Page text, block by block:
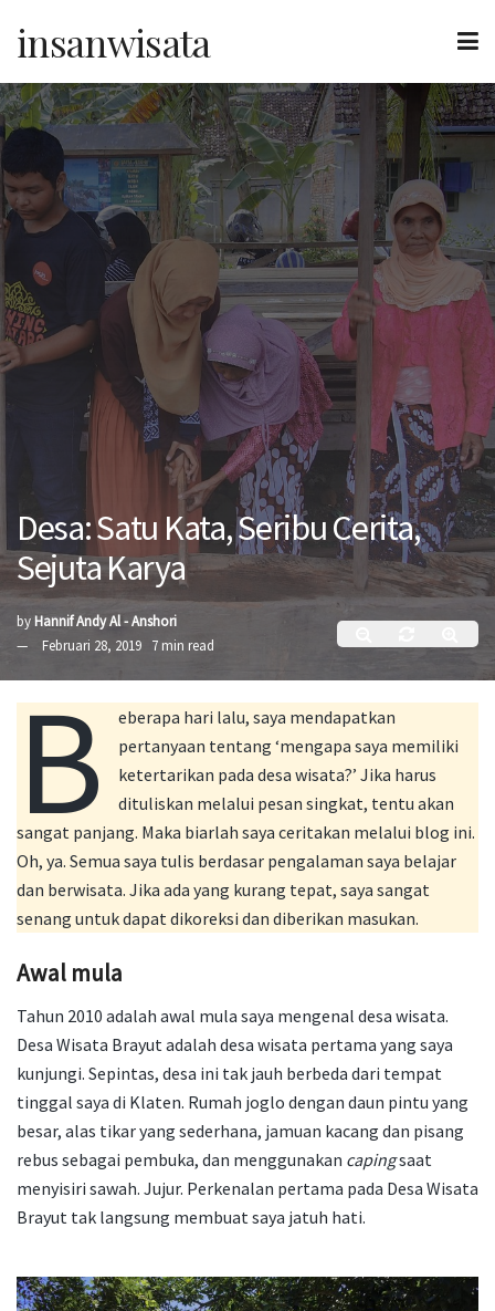
insanwisata
Desa: Satu Kata, Seribu Cerita,
Sejuta Karya
byHannif Andy Al - Anshori
Februari 28, 2019 7 min read
B
eberapa hari lalu, saya mendapatkan
pertanyaan tentang ‘mengapa saya memiliki
ketertarikan pada desa wisata?’ Jika harus
dituliskan melalui pesan singkat, tentu akan
sangat panjang. Maka biarlah saya ceritakan melalui blog ini.
Oh, ya. Semua saya tulis berdasar pengalaman saya belajar
dan berwisata. Jika ada yang kurang tepat, saya sangat
senang untuk dapat dikoreksi dan diberikan masukan.
Awal mula
Tahun 2010 adalah awal mula saya mengenal desa wisata.
Desa Wisata Brayut adalah desa wisata pertama yang saya
kunjungi. Sepintas, desa ini tak jauh berbeda dari tempat
tinggal saya di Klaten. Rumah joglo dengan daun pintu yang
besar, alas tikar yang sederhana, jamuan kacang dan pisang
rebus sebagai pembuka, dan menggunakan capingsaat
menyisiri sawah. Jujur. Perkenalan pertama pada Desa Wisata
Brayut tak langsung membuat saya jatuh hati.